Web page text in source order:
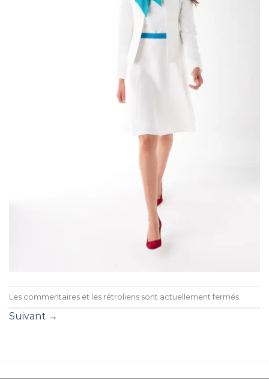
Les commentaires et les rétroliens sont actuellement fermés.
Suivant →